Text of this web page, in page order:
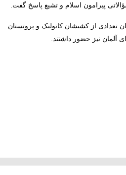
پیرامون اسلام و تشیع پاسخ گفت.
تعدادی از کشیشان کاتولیک و پروتستان
آلمان نیز حضور داشتند.